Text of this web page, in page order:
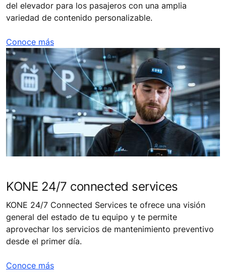
del elevador para los pasajeros con una amplia
variedad de contenido personalizable.
Conoce más
KONE 24/7 connected services
KONE 24/7 Connected Services te ofrece una visión
general del estado de tu equipo y te permite
aprovechar los servicios de mantenimiento preventivo
desde el primer día.
Conoce más